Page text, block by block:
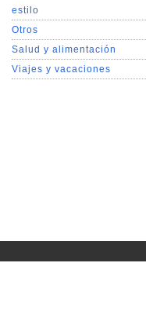
estilo
Otros
Salud y alimentación
Viajes y vacaciones